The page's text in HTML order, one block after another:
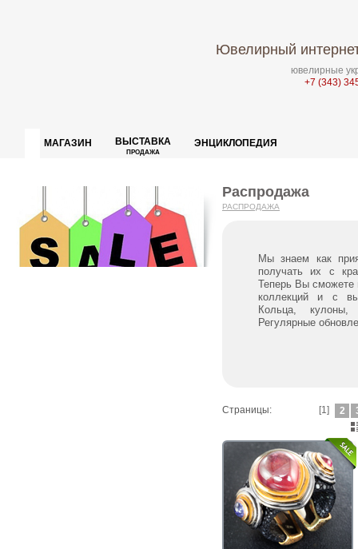
Ювелирный
ювелирные
+7 (343)
МАГАЗИН ВЫСТАВКА
ПРОДАЖА
ЭНЦИКЛОПЕДИЯ
Распродажа
РАСПРОДАЖА
Мы знаем как приятно получать красивые вещи, а
получать их с
Теперь Вы сможете
коллекций и с
Кольца, кулоны,
Регулярные
Страницы: [1] 2